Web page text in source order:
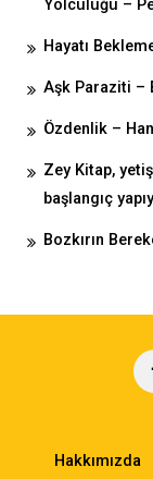
Yolculuğu –
Hayatı
Aşk Paraziti –
Özdenlik –
Zey Kitap,
başlangıç
Bozkırın
Hakkımızda